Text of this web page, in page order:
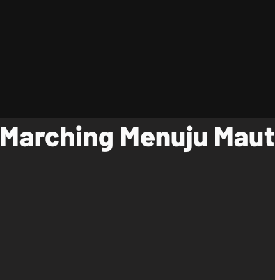
Marching Menuju Maut